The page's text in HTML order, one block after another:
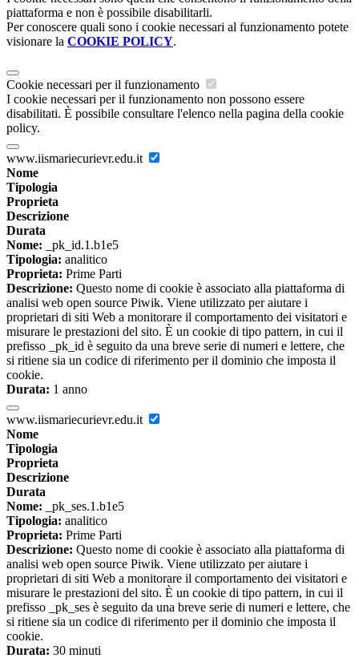
piattaforma e non è possibile disabilitarli.
Per conoscere quali sono i cookie necessari al funzionamento potete
visionare la COOKIE POLICY.
Cookie necessari per il funzionamento
I cookie necessari per il funzionamento non possono essere
disabilitati. È possibile consultare l'elenco nella pagina della cookie
policy.
www.iismariecurievr.edu.it
Nome
Tipologia
Proprieta
Descrizione
Durata
Nome: _pk_id.1.b1e5
Tipologia: analitico
Proprieta: Prime Parti
Descrizione: Questo nome di cookie è associato alla piattaforma di
analisi web open source Piwik. Viene utilizzato per aiutare i
proprietari di siti Web a monitorare il comportamento dei visitatori e
misurare le prestazioni del sito. È un cookie di tipo pattern, in cui il
prefisso _pk_id è seguito da una breve serie di numeri e lettere, che
si ritiene sia un codice di riferimento per il dominio che imposta il
cookie.
Durata: 1 anno
www.iismariecurievr.edu.it
Nome
Tipologia
Proprieta
Descrizione
Durata
Nome: _pk_ses.1.b1e5
Tipologia: analitico
Proprieta: Prime Parti
Descrizione: Questo nome di cookie è associato alla piattaforma di
analisi web open source Piwik. Viene utilizzato per aiutare i
proprietari di siti Web a monitorare il comportamento dei visitatori e
misurare le prestazioni del sito. È un cookie di tipo pattern, in cui il
prefisso _pk_ses è seguito da una breve serie di numeri e lettere, che
si ritiene sia un codice di riferimento per il dominio che imposta il
cookie.
Durata: 30 minuti